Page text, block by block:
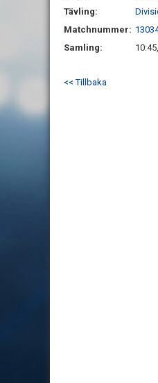
Tävling:
Matchnummer:
Samling:
<< Tillbaka